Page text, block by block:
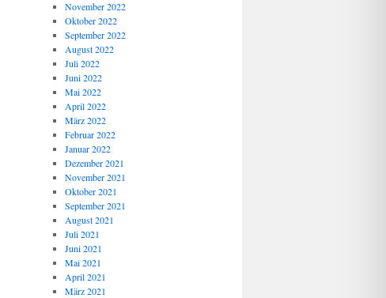
November 2022
Oktober 2022
September 2022
August 2022
Juli 2022
Juni 2022
Mai 2022
April 2022
März 2022
Februar 2022
Januar 2022
Dezember 2021
November 2021
Oktober 2021
September 2021
August 2021
Juli 2021
Juni 2021
Mai 2021
April 2021
März 2021